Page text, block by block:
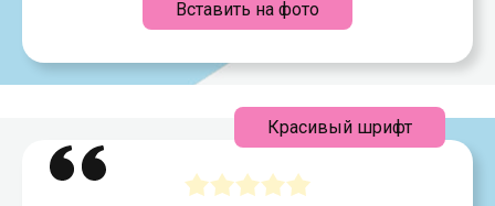
Вставить на фото
Красивый шрифт